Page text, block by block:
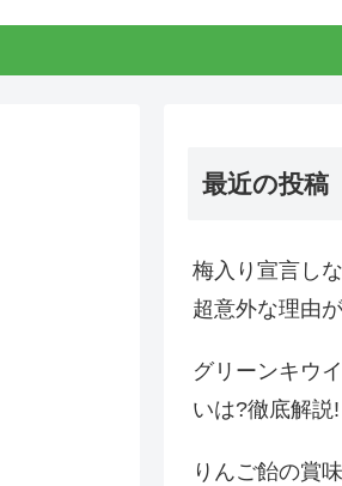
最近の投稿
梅入り宣言し
超意外な理由
グリーンキウ
いは?徹底解説!
りんご飴の賞